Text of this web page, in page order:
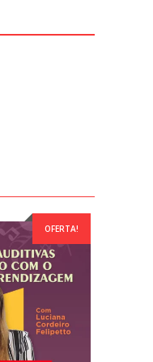
OFERTA!